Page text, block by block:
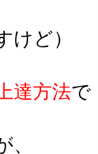
けど）
達方法で
、